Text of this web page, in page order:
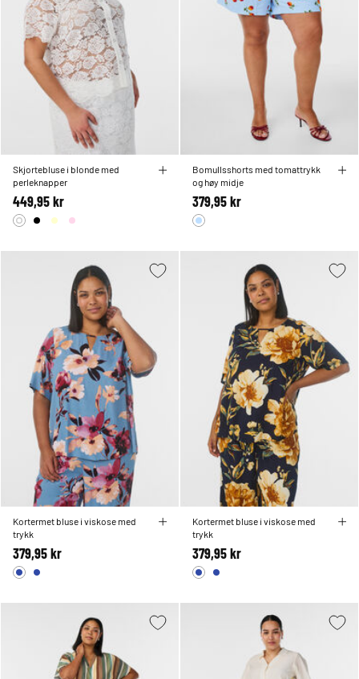
Skjortebluse i blonde med
perleknapper
449,95 kr
Bomullsshorts med tomattrykk
og høy midje
379,95 kr
Kortermet bluse i viskose med
trykk
379,95 kr
Kortermet bluse i viskose med
trykk
379,95 kr